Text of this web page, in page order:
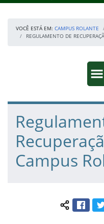
VOCÊ ESTÁ EM: CAMPUS ROLANTE
REGULAMENTO DE
Fim da navegação
Início do conteúdo
Campus